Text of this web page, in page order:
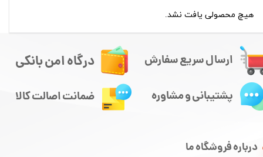
هیچ محصولی یافت نشد.
ارسال سریع سفارش
درباره فروشگاه ما
درگاه امن بانکی
پشتیبانی و مشاوره ضمانت اصالت کالا